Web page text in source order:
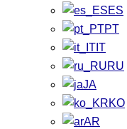
ES
PT
IT
RU
JA
KO
AR